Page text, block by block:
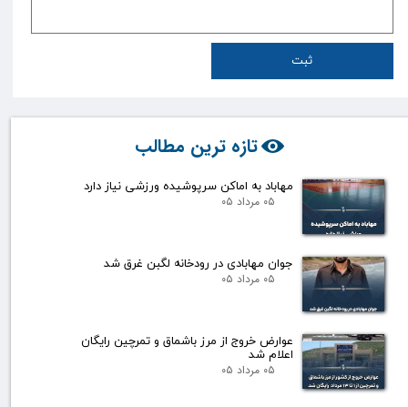
تازه ترین مطالب
مهاباد به اماکن سرپوشیده ورزشی نیاز دارد
۰۵ مرداد ۰۵
جوان مهابادی در رودخانه لگبن غرق شد
۰۵ مرداد ۰۵
عوارض خروج از مرز باشماق و تمرچین رایگان
اعلام شد
۰۵ مرداد ۰۵
ثبت